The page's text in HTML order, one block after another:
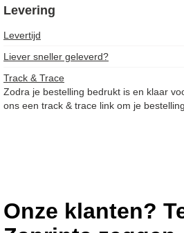
Levering
Levertijd
Liever sneller geleverd?
Track & Trace
Zodra je bestelling bedrukt is en klaar
ons een track & trace link om je
Onze klanten?